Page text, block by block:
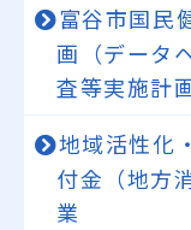
富谷市国民
画（データ
査等実施計
地域活性化
付金（地方
業